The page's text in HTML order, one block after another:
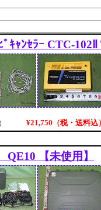
ｬﾝｾﾗｰ CTC-102Ⅱ
¥21,750（税・送料込）
【未使用】